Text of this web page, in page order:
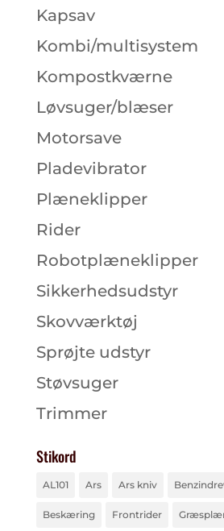
Kapsav
Kombi/multisystem
Kompostkværne
Løvsuger/blæser
Motorsave
Pladevibrator
Plæneklipper
Rider
Robotplæneklipper
Sikkerhedsudstyr
Skovværktøj
Sprøjte udstyr
Støvsuger
Trimmer
Stikord
AL101 Ars Ars kniv
Beskæring Frontrider